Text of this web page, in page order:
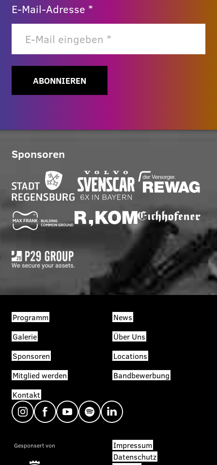
E-Mail-Adresse *
ABONNIEREN
Sponsoren
Programm
News
Galerie
Über Uns
Sponsoren
Locations
Mitglied werden
Bandbewerbung
Kontakt
Gesponsert von
Impressum
Datenschutz